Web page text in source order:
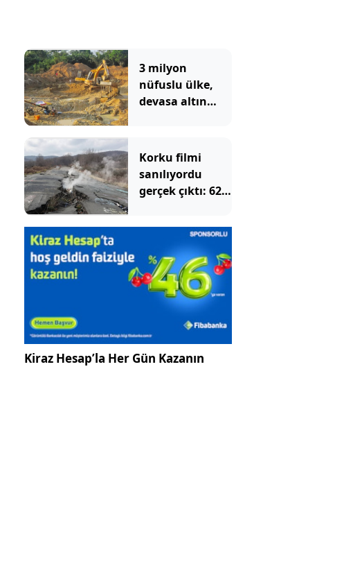
3 milyon
nüfuslu ülke,
devasa altın
kaderi değişti
Korku filmi
sanılıyordu
gerçek çıktı: 62
altından yanıyor
Kiraz Hesap’la Her Gün Kazanın